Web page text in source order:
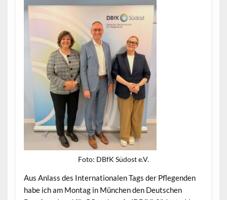
Foto: DBfK Südost e.V.
Aus Anlass des Inter­na­tionalen Tags der Pfle­gen­den
habe ich am Mon­tag in München den Deutschen